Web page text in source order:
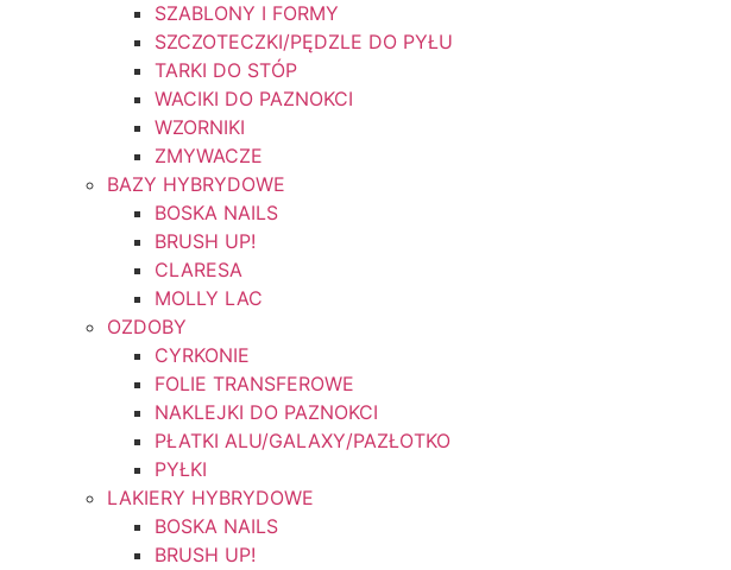
SZABLONY I FORMY
SZCZOTECZKI/PĘDZLE DO PYŁU
TARKI DO STÓP
WACIKI DO PAZNOKCI
WZORNIKI
ZMYWACZE
BAZY HYBRYDOWE
BOSKA NAILS
BRUSH UP!
CLARESA
MOLLY LAC
OZDOBY
CYRKONIE
FOLIE TRANSFEROWE
NAKLEJKI DO PAZNOKCI
PŁATKI ALU/GALAXY/PAZŁOTKO
PYŁKI
LAKIERY HYBRYDOWE
BOSKA NAILS
BRUSH UP!